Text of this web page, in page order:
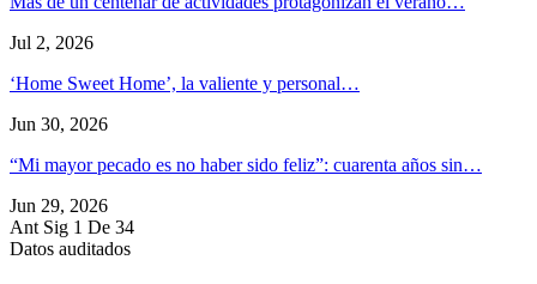
Jul 2, 2026
‘Home Sweet Home’, la valiente y personal…
Jun 30, 2026
“Mi mayor pecado es no haber sido feliz”: cuarenta años sin…
Jun 29, 2026
Ant Sig 1 De 34
Datos auditados